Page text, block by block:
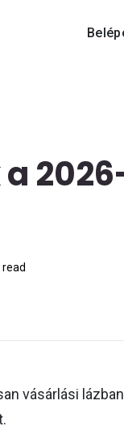
vásárlási